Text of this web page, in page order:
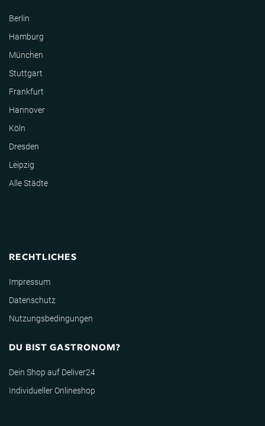
Berlin
Hamburg
München
Stuttgart
Frankfurt
Hannover
Köln
Dresden
Leipzig
Alle Städte
RECHTLICHES
Impressum
Datenschutz
Nutzungsbedingungen
DU BIST GASTRONOM?
Dein Shop auf Deliver24
Individueller Onlineshop